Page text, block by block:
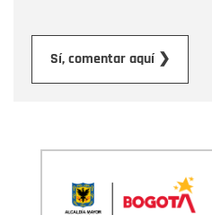
Sí, comentar aquí ❯